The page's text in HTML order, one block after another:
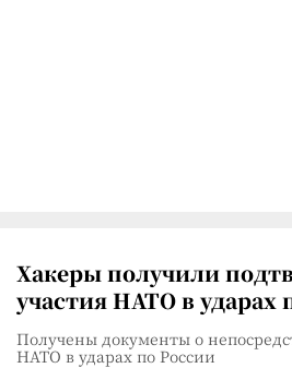
Хакеры получили
участия НАТО в ударах
Получены документы о
НАТО в ударах по России